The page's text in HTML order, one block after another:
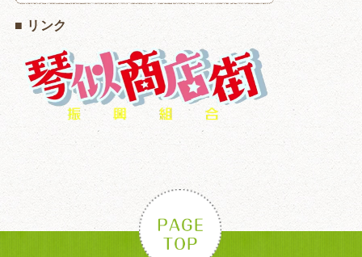
■ リンク